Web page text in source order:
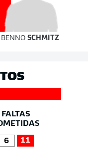
BENNOSCHMITZ
FALTAS
6 11